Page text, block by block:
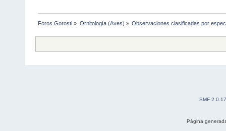
Foros Gorosti » Ornitología (Aves) » Observaciones clasificadas por
SMF 2.0.17
Página